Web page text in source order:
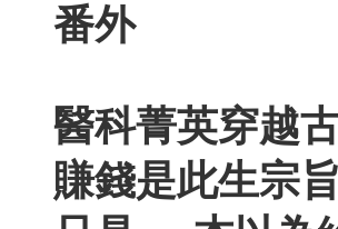
番外
醫科菁英穿越
賺錢是此生宗